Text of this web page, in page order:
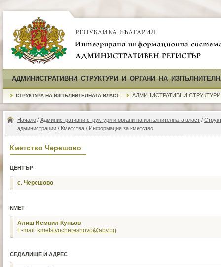
АДМИНИСТРАТИВНИ СТРУКТУРИ И ОРГАНИ НА
СТРУКТУРА НА ИЗПЪЛНИТЕЛНАТА ВЛАСТ АДМИНИСТРАТИВНИ СТРУКТУРИ
Начало / Административни структури и органи на изпълнителната власт /
администрации / Кметства / Информация за кметство
Кметство Черешово
ЦЕНТЪР
с. Черешово
КМЕТ
Алиш Исмаил Куньов
Е-mail: kmetstvochereshovo@abv.bg
СЕДАЛИЩЕ И АДРЕС